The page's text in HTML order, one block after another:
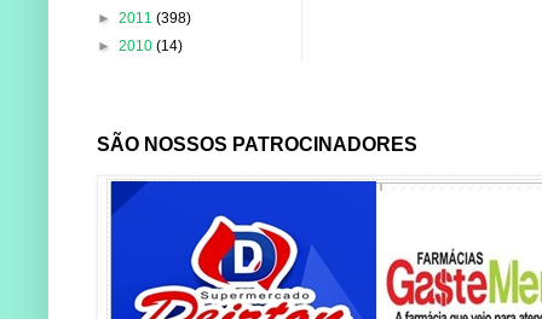
► 2011 (398)
► 2010 (14)
SÃO NOSSOS PATROCINADORES